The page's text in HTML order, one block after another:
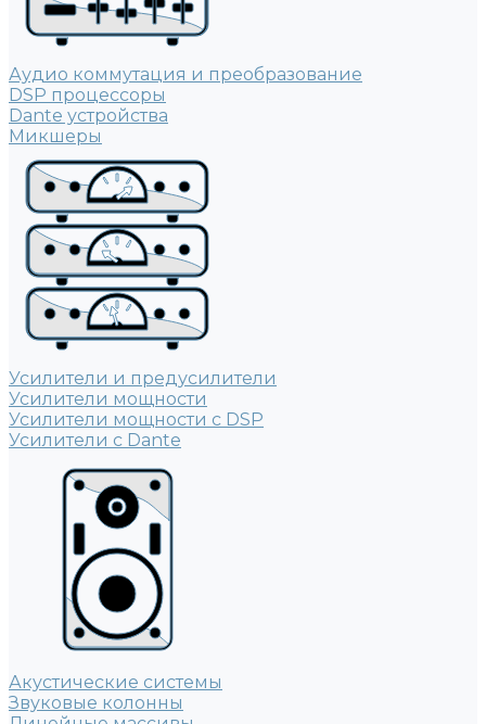
Аудио коммутация и преобразование
DSP процессоры
Dante устройства
Микшеры
Усилители и предусилители
Усилители мощности
Усилители мощности с DSP
Усилители с Dante
Акустические системы
Звуковые колонны